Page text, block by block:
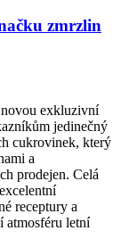
zmrzlin
exkluzivní
jedinečný
cukrovinek, který
a
prodejen. Celá
receptury a
atmosféru letní